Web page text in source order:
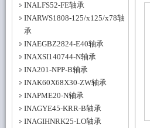
INALFS52-FE轴承
INARWS1808-125/x125/x78轴
承
INAEGBZ2824-E40轴承
INAXSI140744-N轴承
INA201-NPP-B轴承
INAK60X68X30-ZW轴承
INAPME20-N轴承
INAGYE45-KRR-B轴承
INAGIHNRK25-LO轴承